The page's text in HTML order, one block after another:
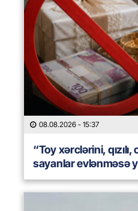
08.08.2026 - 15:37
“Toy xərclərini,
sayanlar evlənməsə